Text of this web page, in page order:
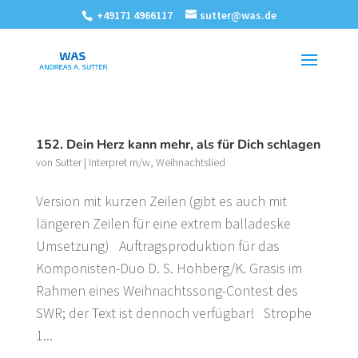
+49171 4966117 sutter@was.de
152. Dein Herz kann mehr, als für Dich schlagen
von Sutter| Interpret m/w, Weihnachtslied
Version mit kurzen Zeilen (gibt es auch mit
längeren Zeilen für eine extrem balladeske
Umsetzung) Auftragsproduktion für das
Komponisten-Duo D. S. Hohberg/K. Grasis im
Rahmen eines Weihnachtssong-Contest des
SWR; der Text ist dennoch verfügbar! Strophe
1...